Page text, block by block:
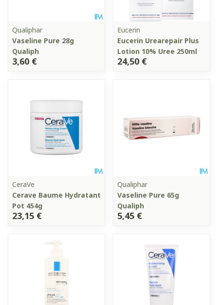
Qualiphar
Vaseline Pure 28g
Qualiph
3,60 €
Eucerin
Eucerin Urearepair Plus
Lotion 10% Uree 250ml
24,50 €
CeraVe
Cerave Baume Hydratant
Pot 454g
23,15 €
Qualiphar
Vaseline Pure 65g
Qualiph
5,45 €